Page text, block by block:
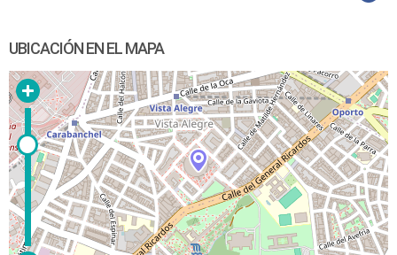
UBICACIÓN EN EL MAPA